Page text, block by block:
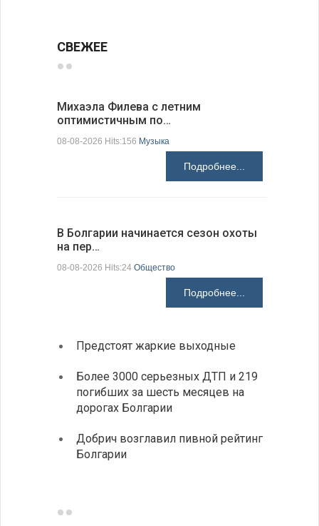
СВЕЖЕЕ
Михаэла Филева с летним
оптимистичным по…
08-08-2026 Hits:156 Музыка
Подробнее...
В Болгарии начинается сезон охоты
на пер…
08-08-2026 Hits:24 Общество
Подробнее...
Предстоят жаркие выходные
Более 3000 серьезных ДТП и 219
погибших за шесть месяцев на
дорогах Болгарии
Добрич возглавил пивной рейтинг
Болгарии